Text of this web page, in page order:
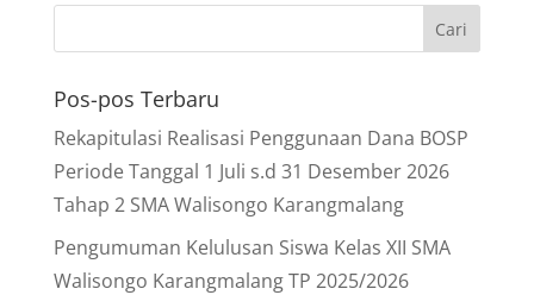
Pos-pos Terbaru
Rekapitulasi Realisasi Penggunaan Dana BOSP
Periode Tanggal 1 Juli s.d 31 Desember 2026
Tahap 2 SMA Walisongo Karangmalang
Pengumuman Kelulusan Siswa Kelas XII SMA
Walisongo Karangmalang TP 2025/2026